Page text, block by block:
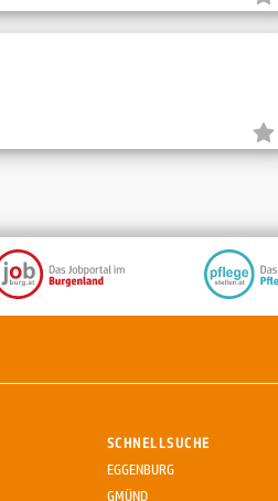
SCHNELLSUCHE
EGGENBURG
GMÜND